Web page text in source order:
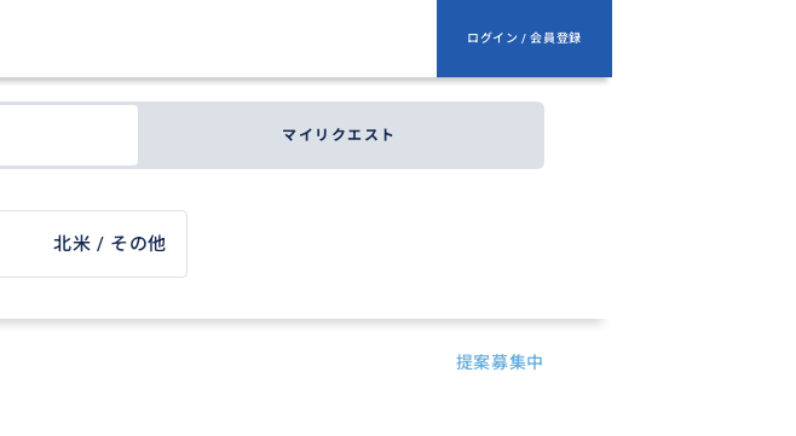
ログイン / 会員登録
マイリクエスト
北米 / その他
提案募集中